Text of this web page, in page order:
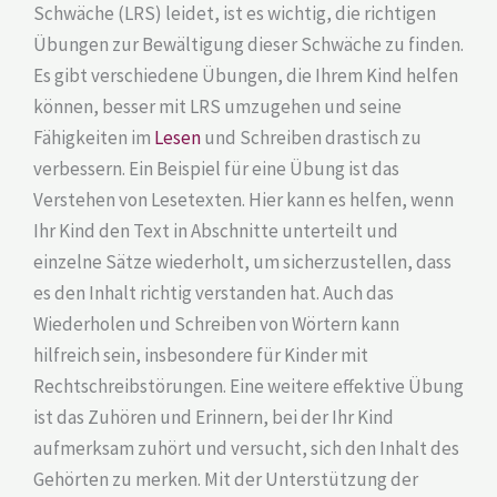
Schwäche (LRS) leidet, ist es wichtig, die richtigen
Übungen zur Bewältigung dieser Schwäche zu finden.
Es gibt verschiedene Übungen, die Ihrem Kind helfen
können, besser mit LRS umzugehen und seine
Fähigkeiten im Lesenund Schreiben drastisch zu
verbessern. Ein Beispiel für eine Übung ist das
Verstehen von Lesetexten. Hier kann es helfen, wenn
Ihr Kind den Text in Abschnitte unterteilt und
einzelne Sätze wiederholt, um sicherzustellen, dass
es den Inhalt richtig verstanden hat. Auch das
Wiederholen und Schreiben von Wörtern kann
hilfreich sein, insbesondere für Kinder mit
Rechtschreibstörungen. Eine weitere effektive Übung
ist das Zuhören und Erinnern, bei der Ihr Kind
aufmerksam zuhört und versucht, sich den Inhalt des
Gehörten zu merken. Mit der Unterstützung der